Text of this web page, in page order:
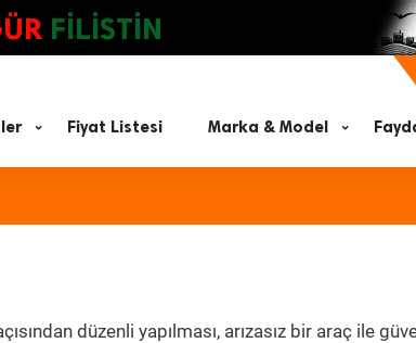
FİLİSTİN
Fiyat Listesi Marka & Model
düzenli yapılması, arızasız bir araç ile